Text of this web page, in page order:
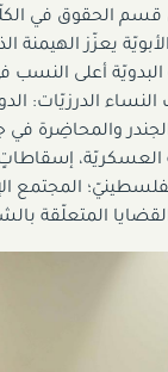
الحقوق في
يعزّز الهيمنة
البدويّة أعلى
الدرزيّات:
والمحاضِرة
العسكريّة،
المتعلّقة